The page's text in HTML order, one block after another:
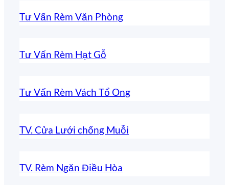
Tư Vấn Rèm Văn Phòng
Tư Vấn Rèm Hạt Gỗ
Tư Vấn Rèm Vách Tổ Ong
TV. Cửa Lưới chống Muỗi
TV. Rèm Ngăn Điều Hòa